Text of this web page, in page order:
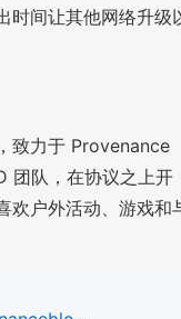
时间让其他网络升级
致力于 Provenance
团队，在协议之上开
欢户外活动、游戏和